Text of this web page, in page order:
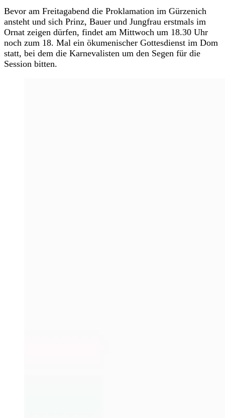
Bevor am Freitagabend die Proklamation im Gürzenich
ansteht und sich Prinz, Bauer und Jungfrau erstmals im
Ornat zeigen dürfen, findet am Mittwoch um 18.30 Uhr
noch zum 18. Mal ein ökumenischer Gottesdienst im Dom
statt, bei dem die Karnevalisten um den Segen für die
Session bitten.